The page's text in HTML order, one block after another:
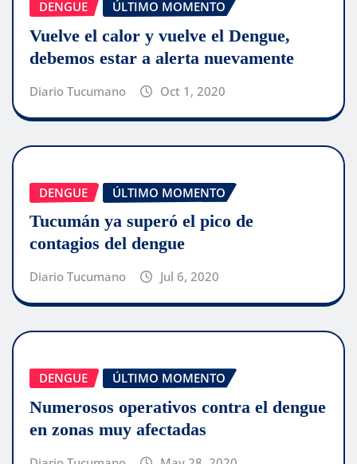
DENGUE ÚLTIMO MOMENTO
Vuelve el calor y vuelve el Dengue,
debemos estar a alerta nuevamente
Diario Tucumano Oct 1, 2020
DENGUE ÚLTIMO MOMENTO
Tucumán ya superó el pico de
contagios del dengue
Diario Tucumano Jul 6, 2020
DENGUE ÚLTIMO MOMENTO
Numerosos operativos contra el dengue
en zonas muy afectadas